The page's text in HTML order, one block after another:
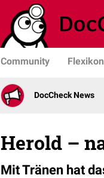
Community Flexikon
DocCheck News
Herold –
Mit Tränen hat